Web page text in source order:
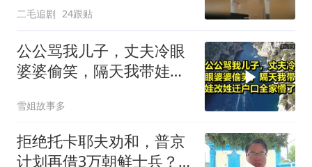
二毛追剧 24跟贴
公公骂我儿子，丈夫冷眼
婆婆偷笑，隔天我带娃改
雪姐故事多
拒绝托卡耶夫劝和，普京
计划再借3万朝鲜士兵？